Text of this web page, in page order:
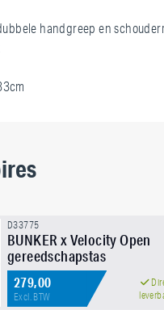
handgreep en
D33775
BUNKER x Velocity Open
gereedschapstas
279,00
Excl. BTW